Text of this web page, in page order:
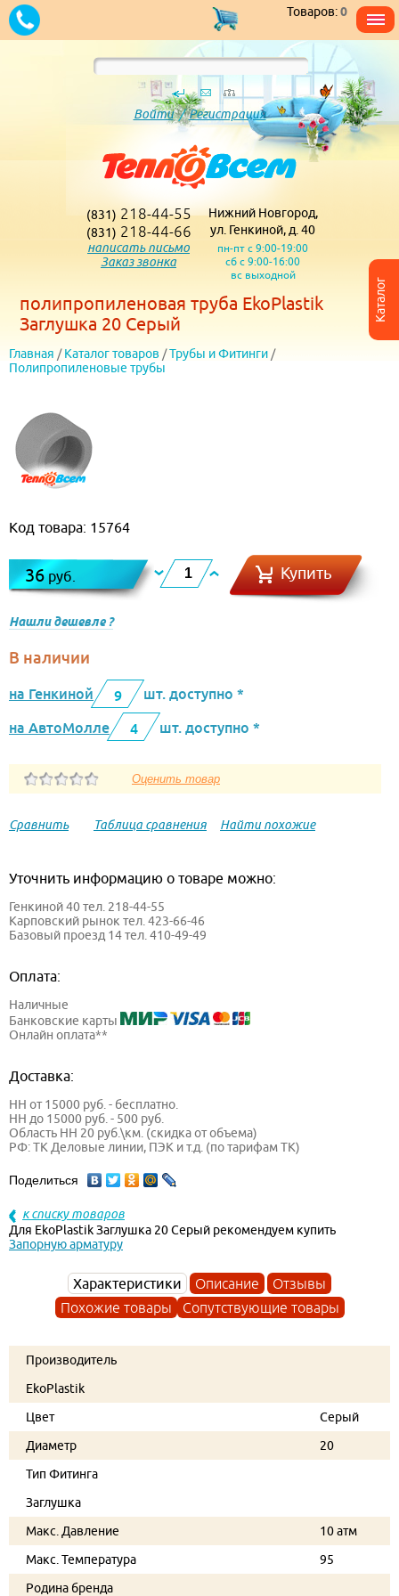
Каталог
Товаров:0
Войти/Регистрация
(831) 218-44-55
(831) 218-44-66
написать письмо
Заказ звонка
Нижний Новгород,
ул. Генкиной, д. 40
пн-пт с 9:00-19:00
сб с 9:00-16:00
вс выходной
полипропиленовая труба EkoPlastik
Заглушка 20 Серый
Главная / Каталог товаров /Трубы и Фитинги /
Полипропиленовые трубы
Код товара: 15764
36руб. Купить
Нашли дешевле ?
В наличии
на Генкиной 9
шт. доступно *
на АвтоМолле
4 шт. доступно *
Сравнить Таблица сравнения Найти похожие
Уточнить информацию о товаре можно:
Генкиной 40 тел. 218-44-55
Карповский рынок тел. 423-66-46
Базовый проезд 14 тел. 410-49-49
Оплата:
Наличные
Банковские карты
Онлайн оплата**
Доставка:
НН от 15000 руб. - бесплатно.
НН до 15000 руб. - 500 руб.
Область НН 20 руб.\км. (скидка от объема)
РФ: ТК Деловые линии, ПЭК и т.д. (по тарифам ТК)
Поделиться
к списку товаров
Для EkoPlastik Заглушка 20 Серый рекомендуем купить
Запорную арматуру
Характеристики Описание
Отзывы
Похожие товары
Сопутствующие товары
Производитель
EkoPlastik
Цвет
Серый
Диаметр
20
Тип Фитинга
Заглушка
Макс. Давление
10 атм
Макс. Температура
95
Родина бренда